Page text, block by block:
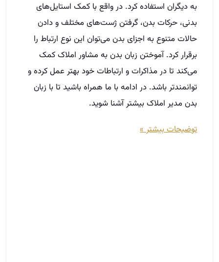
به دیگران استفاده کرد. در واقع با کمک استایل‌های
بدنی، حرکات بدن، گرفتن ژست‌های مختلف و دادن
حالات متنوع به اجزای بدن می‌توان این نوع ارتباط را
برقرار کرد. آموختن زبان بدن به مشاور املاک کمک
می‌کند تا در مذاکرات و ارتباطات خود بهتر عمل کرده و
توانمندتر باشد. در ادامه با ما همراه باشید تا با زبان
بدن مدیر املاک بیشتر آشنا شوید.
توضیحات بیشتر »